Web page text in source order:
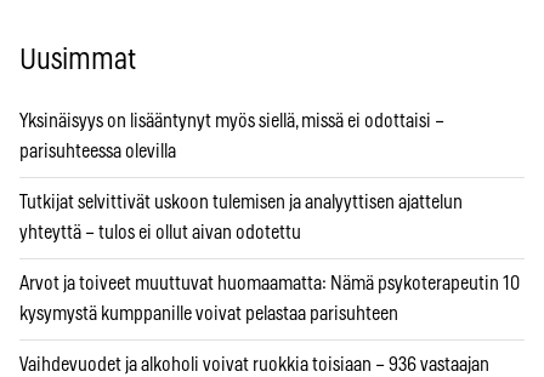
Uusimmat
Yksinäisyys on lisääntynyt myös siellä, missä ei odottaisi –
parisuhteessa olevilla
Tutkijat selvittivät uskoon tulemisen ja analyyttisen ajattelun
yhteyttä – tulos ei ollut aivan odotettu
Arvot ja toiveet muuttuvat huomaamatta: Nämä psykoterapeutin 10
kysymystä kumppanille voivat pelastaa parisuhteen
Vaihdevuodet ja alkoholi voivat ruokkia toisiaan – 936 vastaajan